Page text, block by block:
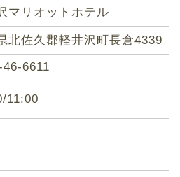
マリオットホテル
北佐久郡軽井沢町長倉4339
46-6611
11:00